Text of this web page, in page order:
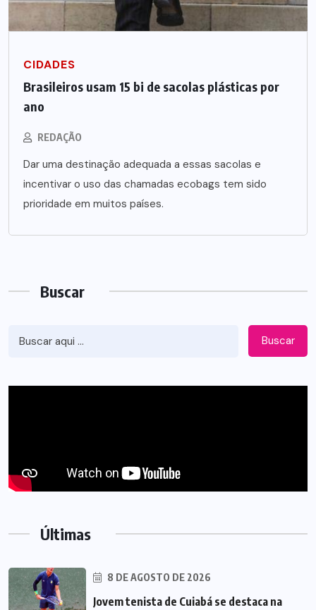
CIDADES
Brasileiros usam 15 bi de sacolas plásticas por
ano
REDAÇÃO
Dar uma destinação adequada a essas sacolas e
incentivar o uso das chamadas ecobags tem sido
prioridade em muitos países.
Buscar
Buscar
Últimas
8 DE AGOSTO DE 2026
Jovem tenista de Cuiabá se destaca na